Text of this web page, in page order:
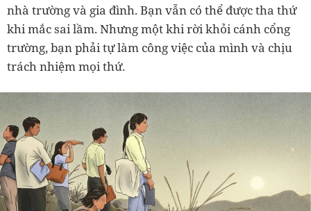
nhà trường và gia đình. Bạn vẫn có thể được tha thứ
khi mắc sai lầm. Nhưng một khi rời khỏi cánh cổng
trường, bạn phải tự làm công việc của mình và chịu
trách nhiệm mọi thứ.